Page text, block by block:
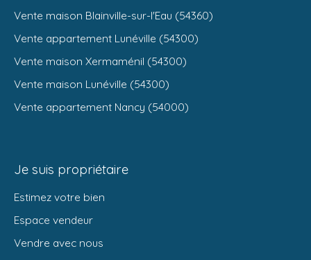
Vente maison Blainville-sur-l'Eau (54360)
Vente appartement Lunéville (54300)
Vente maison Xermaménil (54300)
Vente maison Lunéville (54300)
Vente appartement Nancy (54000)
Je suis propriétaire
Estimez votre bien
Espace vendeur
Vendre avec nous